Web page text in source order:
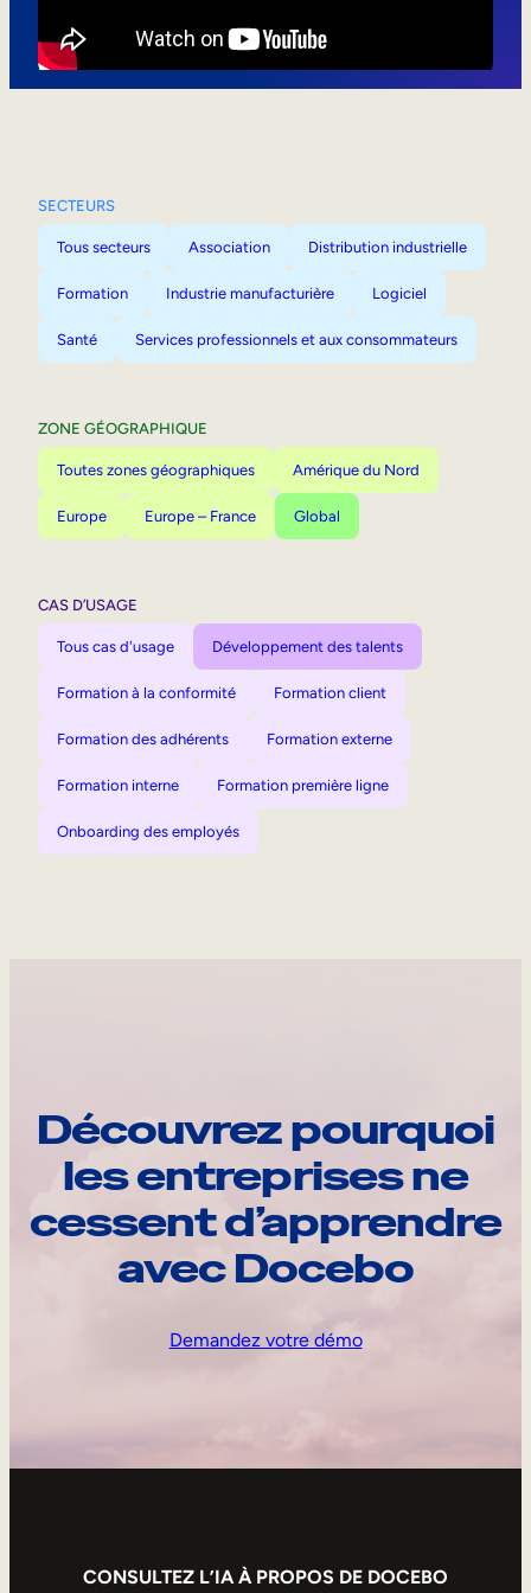
SECTEURS
Tous secteurs Association Distribution industrielle
Formation Industrie manufacturière Logiciel
Santé Services professionnels et aux consommateurs
ZONE GÉOGRAPHIQUE
Toutes zones géographiques Amérique du Nord
Europe Europe – France Global
CAS D’USAGE
Tous cas d'usage Développement des talents
Formation à la conformité Formation client
Formation des adhérents Formation externe
Formation interne Formation première ligne
Onboarding des employés
Découvrez pourquoi
les entreprises ne
cessent d’apprendre
avec Docebo
Demandez votre démo
CONSULTEZ L’IA À PROPOS DE DOCEBO